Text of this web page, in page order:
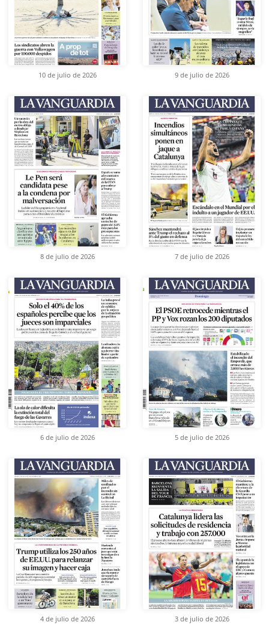
10 de julio de 2026 9 de julio de 2026
8 de julio de 2026 7 de julio de 2026
6 de julio de 2026 5 de julio de 2026
4 de julio de 2026 3 de julio de 2026